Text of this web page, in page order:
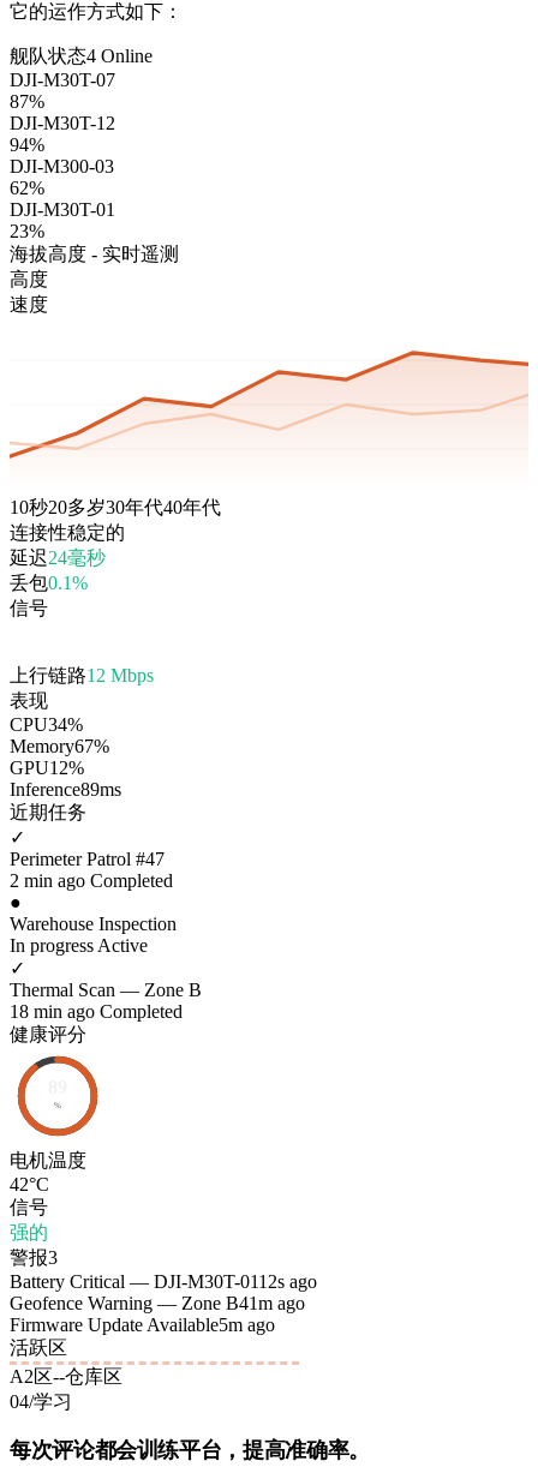
它的运作方式如下：
舰队状态4 Online
DJI-M30T-07
87%
DJI-M30T-12
94%
DJI-M300-03
62%
DJI-M30T-01
23%
海拔高度 - 实时遥测
高度
速度
10秒20多岁30年代40年代
连接性稳定的
延迟24毫秒
丢包0.1%
信号
上行链路12 Mbps
表现
CPU34%
Memory67%
GPU12%
Inference89ms
近期任务
✓
Perimeter Patrol #47
2 min ago Completed
●
Warehouse Inspection
In progress Active
✓
Thermal Scan — Zone B
18 min ago Completed
健康评分
%
电机温度
42°C
信号
强的
警报3
Battery Critical — DJI-M30T-0112s ago
Geofence Warning — Zone B41m ago
Firmware Update Available5m ago
活跃区
A2区--仓库区
04/学习
每次评论都会训练平台，提高准确率。